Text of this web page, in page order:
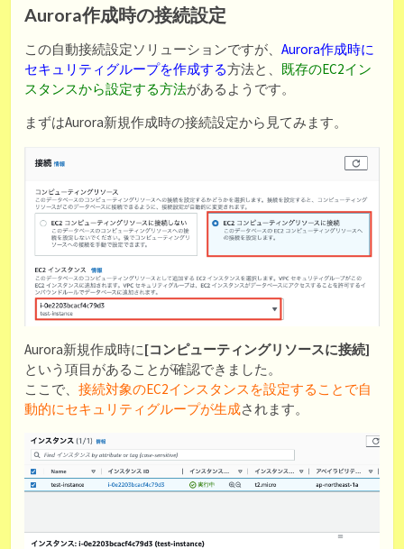
Aurora作成時の接続設定
この自動接続設定ソリューションですが、 Aurora作成時に
セキュリティグループを作成する方法と、 既存のEC2イン
スタンスから設定する方法があるようです。
まずはAurora新規作成時の接続設定から見てみます。
Aurora新規作成時に[コンピューティングリソースに接続]
という項目があることが確認できました。
ここで、 接続対象のEC2インスタンスを設定することで自
動的にセキュリティグループが生成されます。